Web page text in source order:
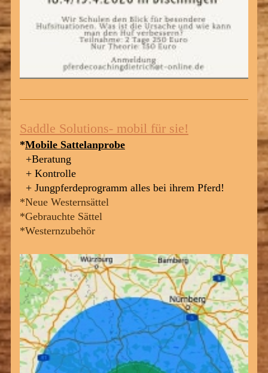
Saddle Solutions- mobil für sie!
*Mobile Sattelanprobe
+Beratung
+ Kontrolle
+ Jungpferdeprogramm alles bei ihrem Pferd!
*Neue Westernsättel
*Gebrauchte Sättel
*Westernzubehör